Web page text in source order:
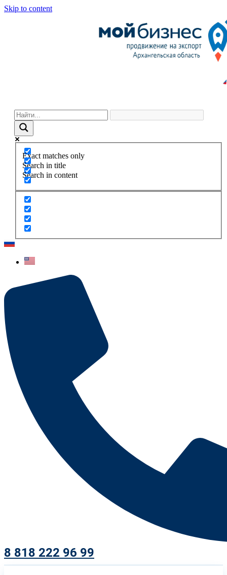
Skip to content
Exact matches only
Search in title
Search in content
8 818 222 96 99​